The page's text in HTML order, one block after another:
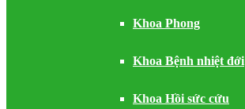
Khoa Phong
Khoa Bệnh nhiệt đới
Khoa Hồi sức cứu